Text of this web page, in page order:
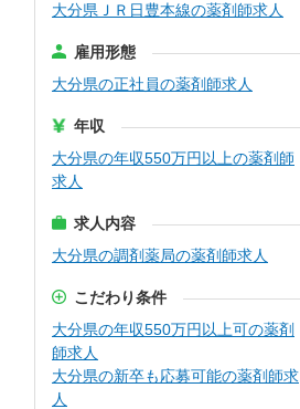
大分県ＪＲ日豊本線の薬剤師求人
雇用形態
大分県の正社員の薬剤師求人
年収
大分県の年収550万円以上の薬剤師
求人
求人内容
大分県の調剤薬局の薬剤師求人
こだわり条件
大分県の年収550万円以上可の薬剤
師求人
大分県の新卒も応募可能の薬剤師求
人